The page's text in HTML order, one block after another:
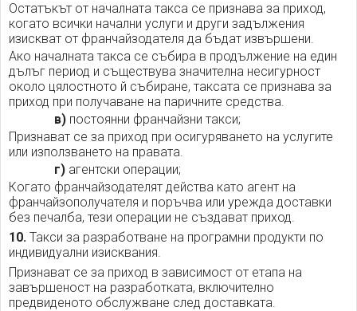
Остатъкът от началната такса се признава за приход,
когато всички начални услуги и други задължения
изискват от франчайзодателя да бъдат извършени.
Ако началната такса се събира в продължение на един
дълъг период и съществува значителна несигурност
около цялостното й събиране, таксата се признава за
приход при получаване на паричните средства.
в)постоянни франчайзни такси;
Признават се за приход при осигуряването на услугите
или използването на правата.
г)агентски операции;
Когато франчайзодателят действа като агент на
франчайзополучателя и поръчва или урежда доставки
без печалба, тези операции не създават приход.
10. Такси за разработване на програмни продукти по
индивидуални изисквания.
Признават се за приход в зависимост от етапа на
завършеност на разработката, включително
предвиденото обслужване след доставката.